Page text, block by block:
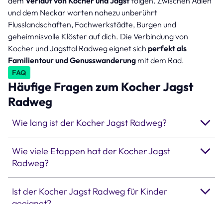
und dem Neckar warten nahezu unberührt
Flusslandschaften, Fachwerkstädte, Burgen und
geheimnisvolle Klöster auf dich. Die Verbindung von
Kocher und Jagsttal Radweg eignet sich perfekt als
Familientour und Genusswanderung mit dem Rad.
FAQ
Häufige Fragen zum Kocher Jagst
Radweg
Wie lang ist der Kocher Jagst Radweg?
Wie viele Etappen hat der Kocher Jagst
Radweg?
Ist der Kocher Jagst Radweg für Kinder